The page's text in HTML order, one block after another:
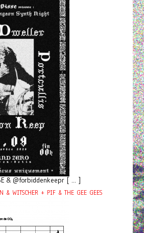
& @forbiddenkeepr [ ... ]
& WITSCHER + PIF & THE GEE GEES